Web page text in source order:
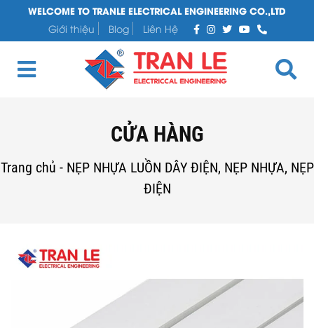
WELCOME TO TRANLE ELECTRICAL ENGINEERING CO.,LTD
Giới thiệu
Blog Liên Hệ
CỬA HÀNG
Trang chủ - NẸP NHỰA LUỒN DÂY ĐIỆN, NẸP NHỰA, NẸP
ĐIỆN